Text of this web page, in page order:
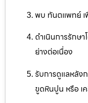
พบ ทันตแพทย์ เ
ดำเนินการรักษ
ย่างต่อเนื่อง
รับการดูแลหลัง
ขูดหินปูน หรือ เ